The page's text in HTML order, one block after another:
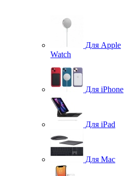
Для Apple
Watch
Для iPhone
Для iPad
Для Mac